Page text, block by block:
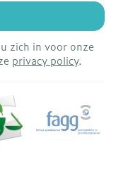
zich in voor onze
privacy policy.